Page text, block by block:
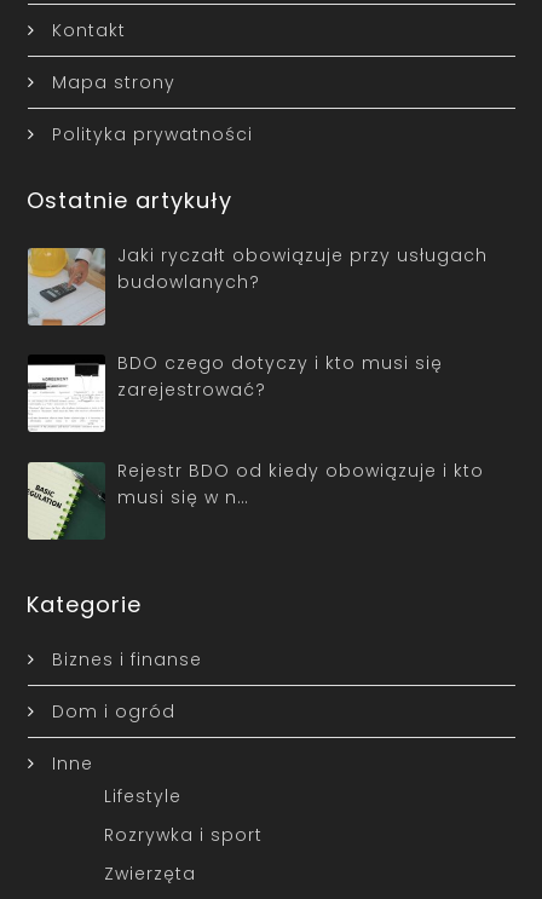
Kontakt
Mapa strony
Polityka prywatności
Ostatnie artykuły
Jaki ryczałt obowiązuje przy usługach
budowlanych?
BDO czego dotyczy i kto musi się
zarejestrować?
Rejestr BDO od kiedy obowiązuje i kto
musi się w n…
Kategorie
Biznes i finanse
Dom i ogród
Inne
Lifestyle
Rozrywka i sport
Zwierzęta